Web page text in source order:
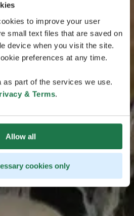
to improve your user
small text files that are saved on
device when you visit the site.
preferences at any time.
as part of the services we use.
& Terms.
Allow all
cookies only